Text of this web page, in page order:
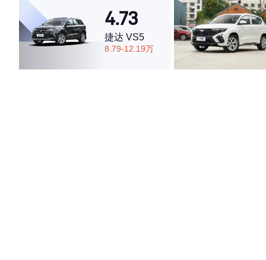
4.73
捷达 VS5
8.79-12.19万